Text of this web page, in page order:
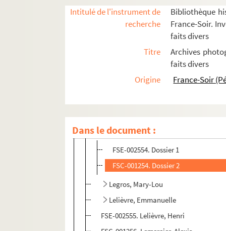
Intitulé de l'instrument de
recherche
Bibliothèque
France-Soir.
faits divers
Titre
Archives
faits divers
Origine
France-Soir
Dans le document :
Le Mire, Béatrice
Leblanc, Monique
FSC-001251. Lecrenier, Rémy
FSC-001666. Lee, Katherine
FSC-001253. Legentil, Caroline
FSC-001208. Le Gouariguer, Gwenaëlle
Legrand, Marie-Claire
FSE-002554. Dossier 1
FSC-001254. Dossier 2
Legros, Mary-Lou
Lelièvre, Emmanuelle
FSE-002555. Lelièvre, Henri